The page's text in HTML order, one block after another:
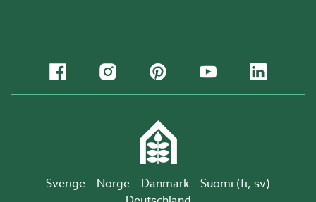
Sverige Norge Danmark Suomi (fi, sv)